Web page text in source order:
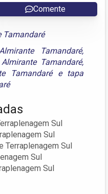
Comente
Tamandaré
Tamandaré,
Tamandaré,
Tamandarée tapa
Sul
Sul
Terraplenagem Sul
Sul
Sul